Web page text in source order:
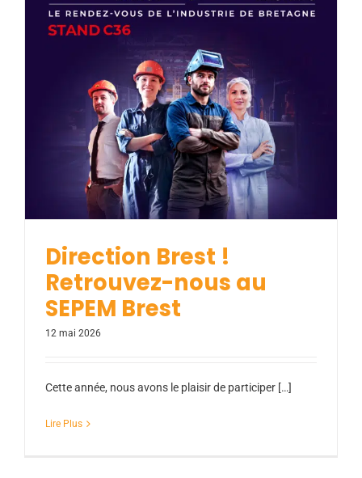
Direction Brest ! Retrouvez-nous au SEPEM
Brest
Actualités
Direction Brest !
Retrouvez-nous au
SEPEM Brest
12 mai 2026
Cette année, nous avons le plaisir de participer […]
Lire Plus